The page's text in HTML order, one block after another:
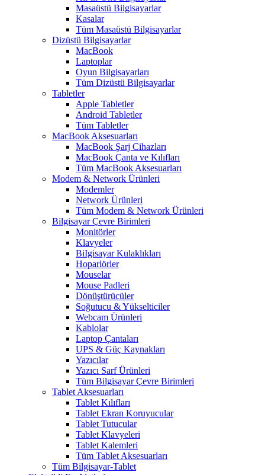
Masaüstü Bilgisayarlar
Kasalar
Tüm Masaüstü Bilgisayarlar
Dizüstü Bilgisayarlar
MacBook
Laptoplar
Oyun Bilgisayarları
Tüm Dizüstü Bilgisayarlar
Tabletler
Apple Tabletler
Android Tabletler
Tüm Tabletler
MacBook Aksesuarları
MacBook Şarj Cihazları
MacBook Çanta ve Kılıfları
Tüm MacBook Aksesuarları
Modem & Network Ürünleri
Modemler
Network Ürünleri
Tüm Modem & Network Ürünleri
Bilgisayar Çevre Birimleri
Monitörler
Klavyeler
BiIgisayar Kulaklıkları
Hoparlörler
Mouselar
Mouse Padleri
Dönüştürücüler
Soğutucu & Yükselticiler
Webcam Ürünleri
Kablolar
Laptop Çantaları
UPS & Güç Kaynakları
Yazıcılar
Yazıcı Sarf Ürünleri
Tüm Bilgisayar Çevre Birimleri
Tablet Aksesuarları
Tablet Kılıfları
Tablet Ekran Koruyucular
Tablet Tutucular
Tablet Klavyeleri
Tablet Kalemleri
Tüm Tablet Aksesuarları
Tüm Bilgisayar-Tablet